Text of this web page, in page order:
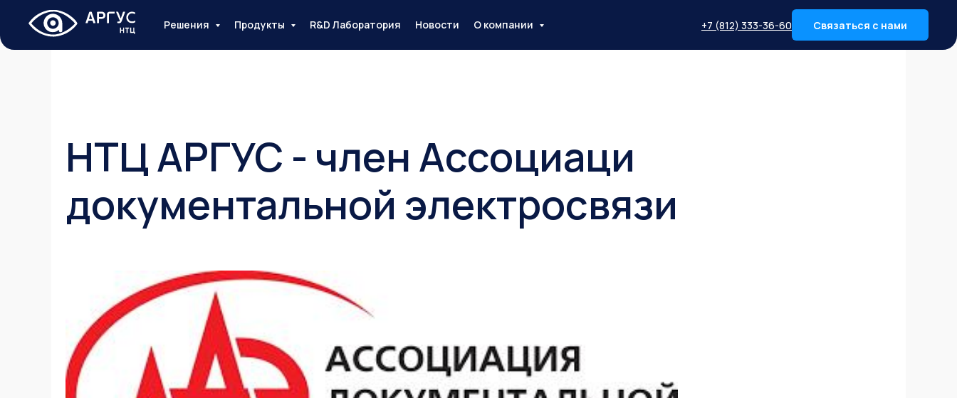
Решения Продукты R&D Лаборатория Новости О компании +7 (812) 333-36-60 Связаться с нами
НТЦ АРГУС - член Ассоциаци
документальной электросвязи